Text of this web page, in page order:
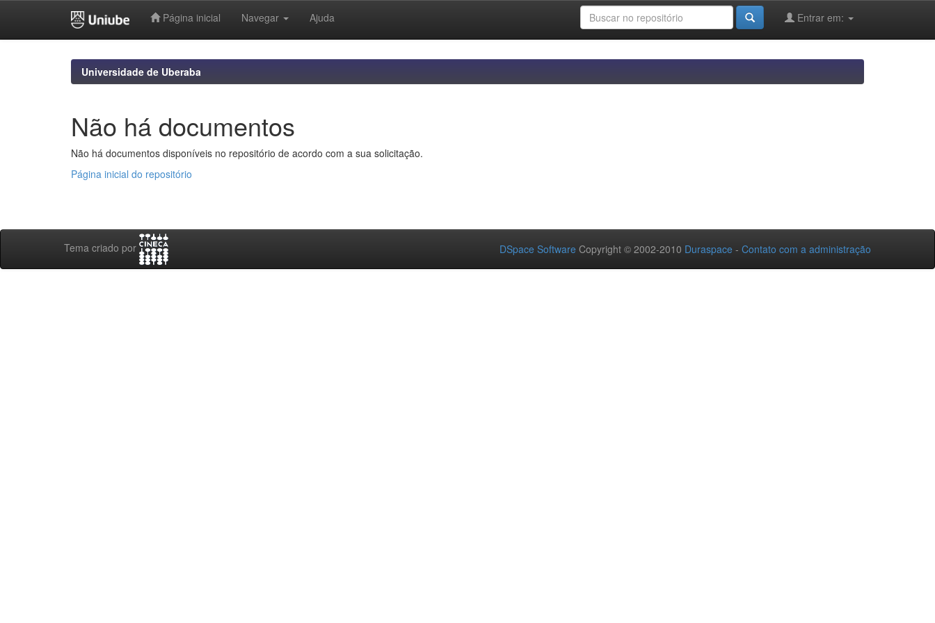
Página inicial Navegar Ajuda Entrar em:
Universidade de Uberaba
Não há documentos
Não há documentos disponíveis no repositório de acordo com a sua solicitação.
Página inicial do repositório
Tema criado por DSpace Software Copyright © 2002-2010 Duraspace - Contato com a administração